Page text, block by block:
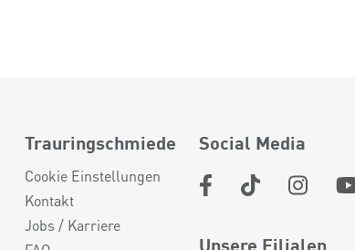
Trauringschmiede
Cookie Einstellungen
Kontakt
Jobs / Karriere
Social Media
Unsere Filialen